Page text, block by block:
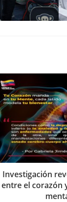
Investigación
entre el corazón